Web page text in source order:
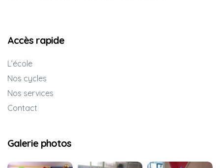
Accès rapide
L’école
Nos cycles
Nos services
Contact
Galerie photos